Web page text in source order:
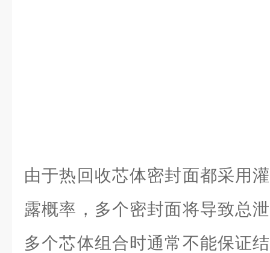
由于热回收芯体密封面都采用
露概率，多个密封面将导致总
多个芯体组合时通常不能保证